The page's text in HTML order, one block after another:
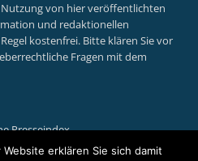
von hier veröffentlichten
und redaktionellen
kostenfrei. Bitte klären Sie vor
Fragen mit dem
Presseindex
erklären Sie sich damit